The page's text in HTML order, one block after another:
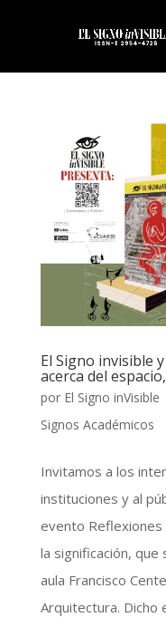
El Signo invisible
acerca del
por El Signo inVisible
Signos Académicos
Invitamos a los
instituciones y al
evento Reflexiones
la significación, que
aula Francisco
Arquitectura. Dicho